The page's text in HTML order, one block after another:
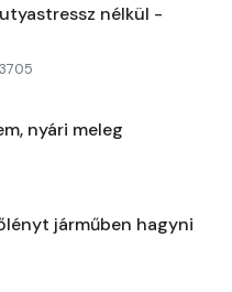
nélkül -
3705
nyári meleg
járműben hagyni